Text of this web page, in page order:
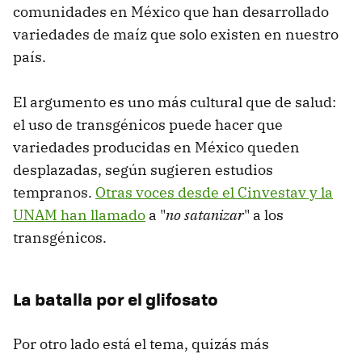
comunidades en México que han desarrollado
variedades de maíz que solo existen en nuestro
país.
El argumento es uno más cultural que de salud:
el uso de transgénicos puede hacer que
variedades producidas en México queden
desplazadas, según sugieren estudios
tempranos. Otras voces desde el Cinvestav y la
UNAM han llamado a "no satanizar" a los
transgénicos.
La batalla por el glifosato
Por otro lado está el tema, quizás más